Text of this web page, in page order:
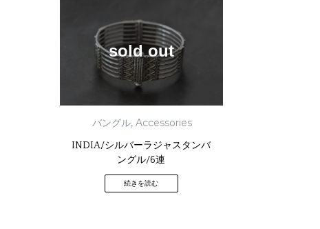
sold out
バングル,Accessories
INDIA/シルバーラジャスタンバ
ングル/6連
続きを読む